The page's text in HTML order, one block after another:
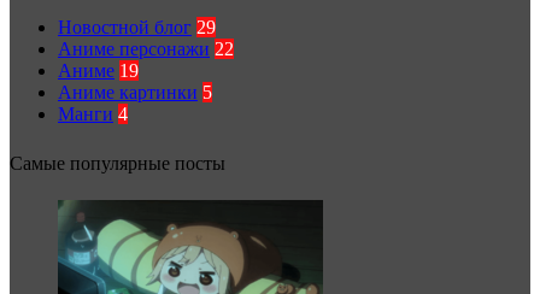
Новостной блог 29
Аниме персонажи 22
Аниме 19
Аниме картинки 5
Манги 4
Самые популярные посты